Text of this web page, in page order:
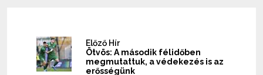
Előző Hír
Ötvös: A második félidőben
megmutattuk, a védekezés is az
erősségünk